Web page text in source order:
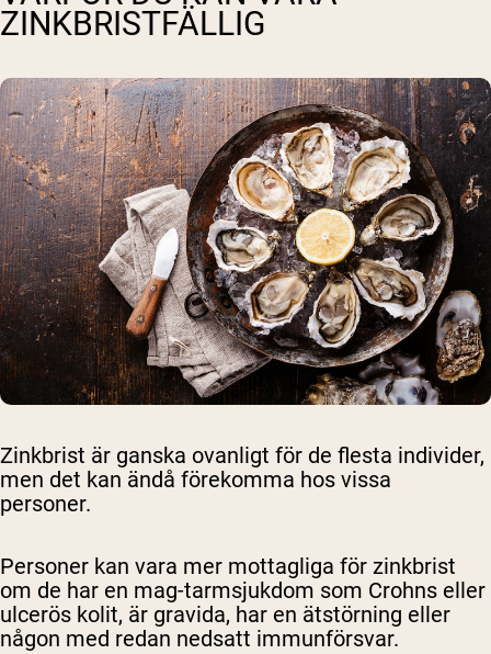
ZINKBRISTFÄLLIG
Zinkbrist är ganska ovanligt för de flesta individer,
men det kan ändå förekomma hos vissa
personer.
Personer kan vara mer mottagliga för zinkbrist
om de har en mag-tarmsjukdom som Crohns eller
ulcerös kolit, är gravida, har en ätstörning eller
någon med redan nedsatt immunförsvar.